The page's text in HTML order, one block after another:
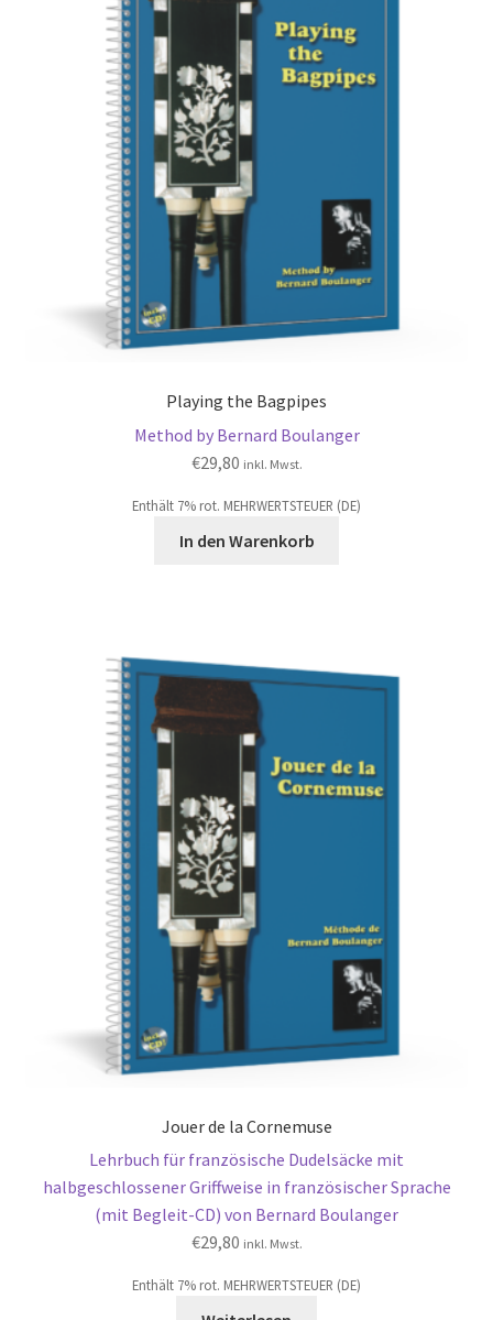
Playing the Bagpipes
Method by Bernard Boulanger
€29,80 inkl. Mwst.
Enthält 7% rot. MEHRWERTSTEUER (DE)
In den Warenkorb
Jouer de la Cornemuse
Lehrbuch für französische Dudelsäcke mit
halbgeschlossener Griffweise in französischer Sprache
(mit Begleit-CD) von Bernard Boulanger
€29,80 inkl. Mwst.
Enthält 7% rot. MEHRWERTSTEUER (DE)